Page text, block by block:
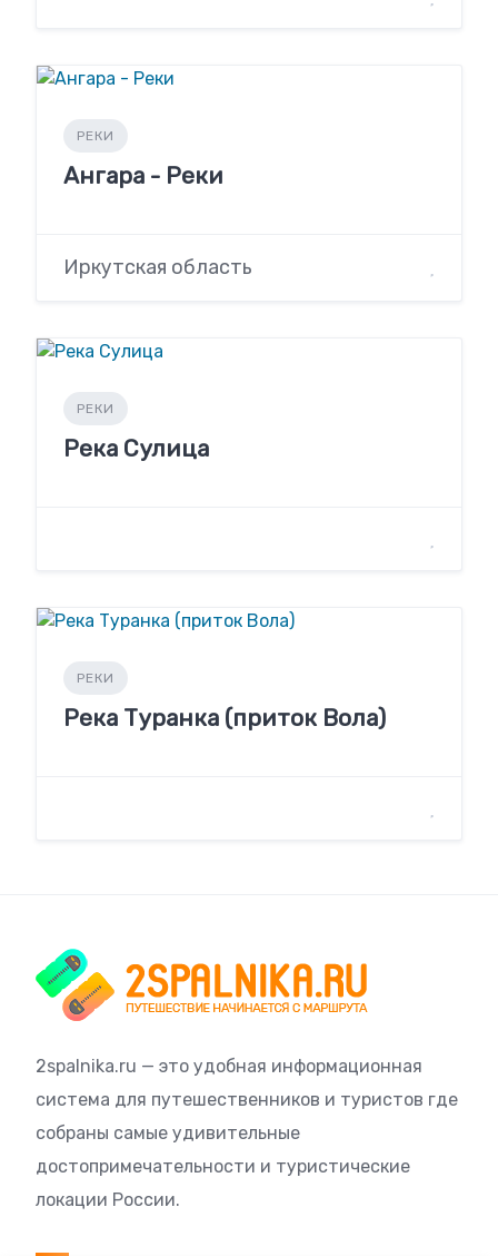
РЕКИ
Ангара - Реки
Иркутская область
РЕКИ
Река Сулица
РЕКИ
Река Туранка (приток Вола)
2spalnika.ru — это удобная информационная
система для путешественников и туристов где
собраны самые удивительные
достопримечательности и туристические
локации России.